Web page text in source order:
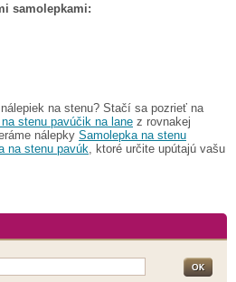
samolepkami:
na stenu? Stačí sa pozrieť na
na stenu pavúčik na lane z rovnakej
nálepky Samolepka na stenu
na stenu pavúk , ktoré určite upútajú vašu